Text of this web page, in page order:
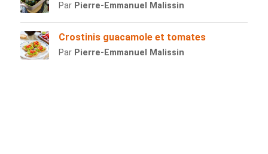
Par Pierre-Emmanuel Malissin
Crostinis guacamole et tomates
Par Pierre-Emmanuel Malissin